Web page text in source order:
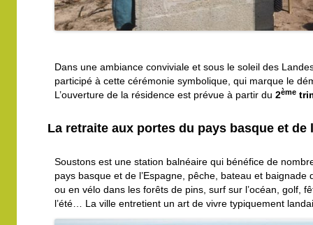
Dans une ambiance conviviale et sous le soleil des
participé à cette cérémonie symbolique, qui marque le
L’ouverture de la résidence est prévue à partir du 2ème
La retraite aux portes du pays basque et de
Soustons est une station balnéaire qui bénéfice de
pays basque et de l’Espagne, pêche, bateau et baignade
ou en vélo dans les forêts de pins, surf sur l’océan, golf,
l’été… La ville entretient un art de vivre typiquement